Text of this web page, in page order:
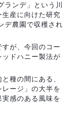
ランデ」という川
産に向けた研究
デ農園で収穫され
が、今回のコー
ドハニー製法が
種の間にある、
ージ」の大半を
感のある風味を